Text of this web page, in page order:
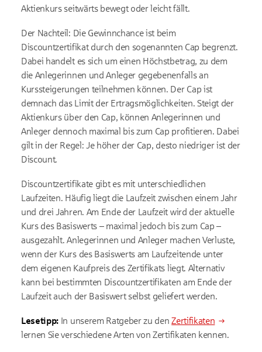
Aktienkurs seitwärts bewegt oder leicht fällt.
Der Nachteil: Die Gewinnchance ist beim
Discountzertifikat durch den sogenannten Cap begrenzt.
Dabei handelt es sich um einen Höchstbetrag, zu dem
die Anlegerinnen und Anleger gegebenenfalls an
Kurssteigerungen teilnehmen können. Der Cap ist
demnach das Limit der Ertragsmöglichkeiten. Steigt der
Aktienkurs über den Cap, können Anlegerinnen und
Anleger dennoch maximal bis zum Cap profitieren. Dabei
gilt in der Regel: Je höher der Cap, desto niedriger ist der
Discount.
Discountzertifikate gibt es mit unterschiedlichen
Laufzeiten. Häufig liegt die Laufzeit zwischen einem Jahr
und drei Jahren. Am Ende der Laufzeit wird der aktuelle
Kurs des Basiswerts – maximal jedoch bis zum Cap –
ausgezahlt. Anlegerinnen und Anleger machen Verluste,
wenn der Kurs des Basiswerts am Laufzeitende unter
dem eigenen Kaufpreis des Zertifikats liegt. Alternativ
kann bei bestimmten Discountzertifikaten am Ende der
Laufzeit auch der Basiswert selbst geliefert werden.
Lesetipp: In unserem Ratgeber zu denZertifikaten
lernen Sie verschiedene Arten von Zertifikaten kennen.